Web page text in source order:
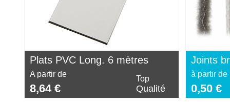
Plats PVC Long. 6 mètres
A partir de
8,64 €
Top
Qualité
Joints
à partir de
0,50 €